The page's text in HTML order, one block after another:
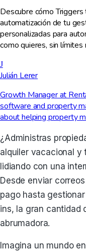
Descubre cómo
automatización de tu
personalizadas para
como quieres, sin límites
J
Julián Lerer
Growth Manager at
software and property
about helping property
¿Administras
alquiler vacacional y
lidiando con una
Desde enviar
pago hasta
ins, la gran cantidad
abrumadora.
Imagina un mundo